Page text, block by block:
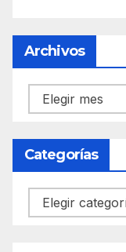
Archivos
Archivos
Categorías
Categorías